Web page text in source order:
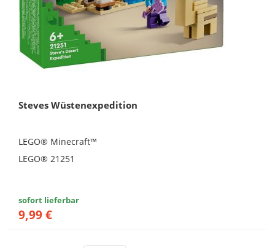
Steves Wüstenexpedition
LEGO® Minecraft™
LEGO® 21251
sofort lieferbar
9,99 €